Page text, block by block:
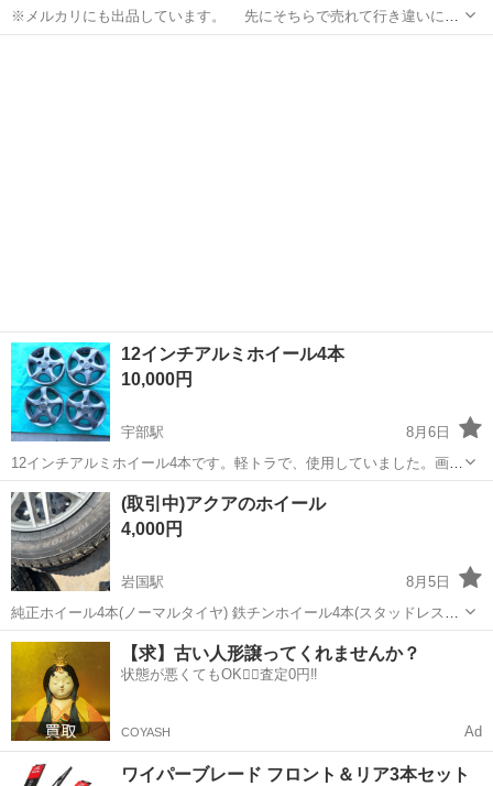
※メルカリにも出品しています。 先にそちらで売れて行き違いにな
ったら申し訳ございませんが先着順となりますのでご了承ください。
12インチアルミホイール4本
10,000円
宇部駅
8月6日
12インチアルミホイール4本です。軽トラで、使用していました。画像
のとおり、4本共に、少しキズがあります。サイズは、12×4.0J IS42で
す。近くであれば、無料配達しますので、問い合わせ下さい。よろし
くお願いします。
山口 宇部市 宇部駅 タイヤ、ホイール
(取引中)アクアのホイール
4,000円
岩国駅
8月5日
純正ホイール4本(ノーマルタイヤ) 鉄チンホイール4本(スタッドレスタ
イヤ) タイヤの溝は残ってますが年数が古いです。 使わないのでまと
め売りです。 片側のみのお取引はしません。 早い者勝ちです。
山口 岩国市 岩国駅 タイヤ、ホイール
【求】古い人形譲ってくれませんか？
状態が悪くてもOK🙆‍♀️査定0円‼️
COYASH Ad
ワイパーブレード フロント＆リア3本セット